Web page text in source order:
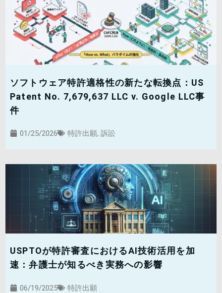
ソフトウェア特許適格性の新たな転換点：US
Patent No. 7,679,637 LLC v. Google LLC事
件
01/25/2026 特許出願, 訴訟
USPTOが特許審査におけるAI技術活用を加
速：弁護士が知るべき実務への影響
06/19/2025 特許出願